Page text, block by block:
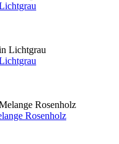
Rosenholz